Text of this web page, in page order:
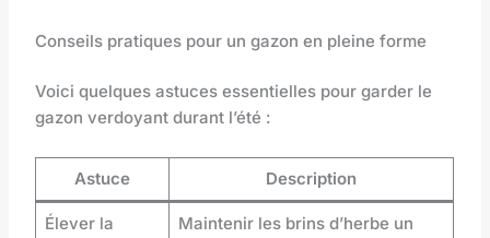
Conseils pratiques pour un gazon en pleine forme
Voici quelques astuces essentielles pour garder le
gazon verdoyant durant l’été :
Astuce Description
Élever la
Maintenir les brins d’herbe un